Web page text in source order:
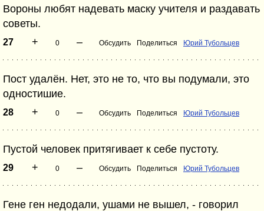
Вороны любят надевать маску учителя и раздавать
советы.
27 + 0 – Обсудить Поделиться Юрий Тубольцев
Пост удалён. Нет, это не то, что вы подумали, это
одностишие.
28 + 0 – Обсудить Поделиться Юрий Тубольцев
Пустой человек притягивает к себе пустоту.
29 + 0 – Обсудить Поделиться Юрий Тубольцев
Гене ген недодали, ушами не вышел, - говорил